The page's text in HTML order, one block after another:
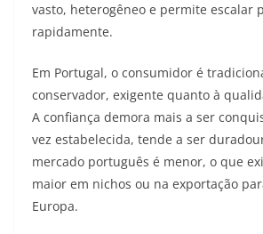
vasto, heterogêneo e permite escalar
rapidamente.
Em Portugal, o consumidor é
conservador, exigente quanto à
A confiança demora mais a ser
vez estabelecida, tende a ser
mercado português é menor, o que
maior em nichos ou na exportação
Europa.